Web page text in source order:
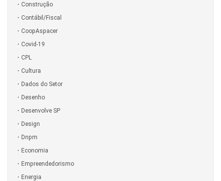
Construção
Contábil/Fiscal
CoopAspacer
Covid-19
CPL
Cultura
Dados do Setor
Desenho
Desenvolve SP
Design
Dnpm
Economia
Empreendedorismo
Energia